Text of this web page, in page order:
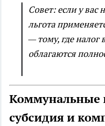
Совет: если у вас
льгота
— тому, где
облагаются
Коммунальные
субсидия и